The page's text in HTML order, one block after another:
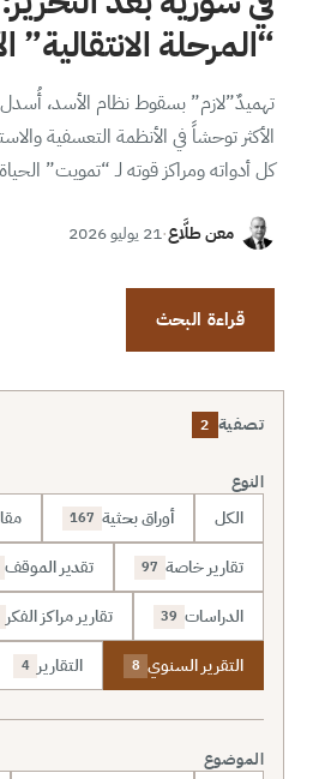
“المرحلة الانتقالية”
تهميدٌ”لازم” بسقوط نظام الأسد،
الأكثر توحشاً في الأنظمة التعسفية
كل أدواته ومراكز قوته لـ “تمويت”
معن طلَّاع·21 يوليو 2026
قراءة البحث
تصفية 2
النوع
الكل أوراق بحثية 167
تقارير خاصة 97 تقدير الموقف
الدراسات 39 تقارير مراكز الفكر
التقرير السنوي 8 التقارير 4
الموضوع